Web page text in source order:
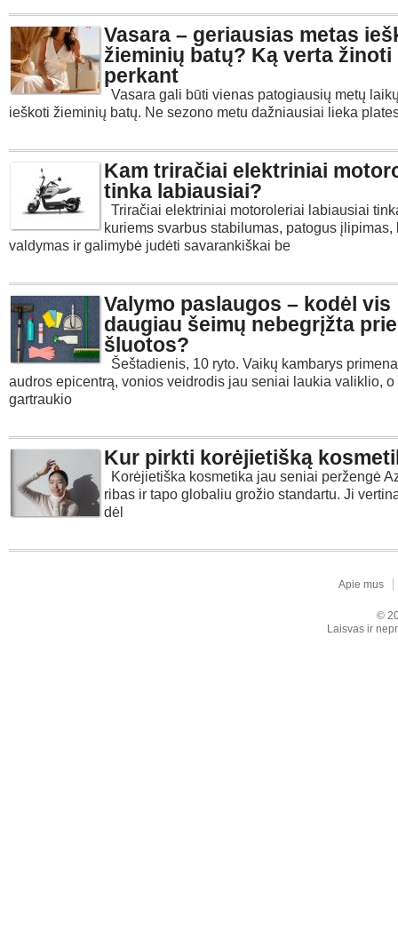
Vasara – geriausias metas
žieminių batų? Ką verta žinoti
perkant
Vasara gali būti vienas patogiausių metų
ieškoti žieminių batų. Ne sezono metu dažniausiai lieka
Kam triračiai elektriniai
tinka labiausiai?
Triračiai elektriniai motoroleriai labiausiai
kuriems svarbus stabilumas, patogus įlipimas,
valdymas ir galimybė judėti savarankiškai be
Valymo paslaugos – kodėl vis
daugiau šeimų nebegrįžta prie
šluotos?
Šeštadienis, 10 ryto. Vaikų kambarys
audros epicentrą, vonios veidrodis jau seniai laukia valiklio, o
gartraukio
Kur pirkti korėjietišką
Korėjietiška kosmetika jau seniai peržengė
ribas ir tapo globaliu grožio standartu. Ji
dėl
Apie mus
©
Laisvas ir